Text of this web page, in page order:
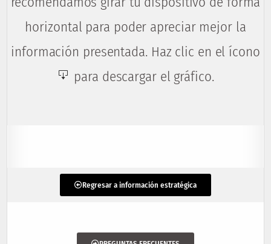
horizontal para poder apreciar mejor la
información presentada. Haz clic en el ícono
para descargar el gráfico.
Regresar a información estratégica